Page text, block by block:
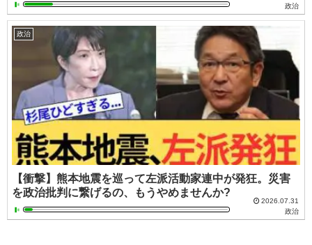
政治
政治
【衝撃】熊本地震を巡って左派活動家連中が発狂。災害
を政治批判に繋げるの、もうやめませんか?
2026.07.31
政治